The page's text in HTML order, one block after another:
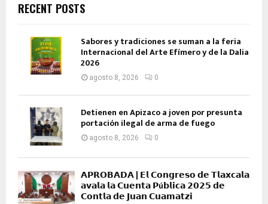
RECENT POSTS
Sabores y tradiciones se suman a la feria
Internacional del Arte Efímero y de la Dalia
2026
agosto 8, 2026 0
Detienen en Apizaco a joven por presunta
portación ilegal de arma de fuego
agosto 8, 2026 0
𝗔𝗣𝗥𝗢𝗕𝗔𝗗𝗔 | 𝗘𝗹 𝗖𝗼𝗻𝗴𝗿𝗲𝘀𝗼 𝗱𝗲 𝗧𝗹𝗮𝘅𝗰𝗮𝗹𝗮
𝗮𝘃𝗮𝗹𝗮 𝗹𝗮 𝗖𝘂𝗲𝗻𝘁𝗮 𝗣ú𝗯𝗹𝗶𝗰𝗮 𝟮𝟬𝟮𝟱 𝗱𝗲
𝗖𝗼𝗻𝘁𝗹𝗮 𝗱𝗲 𝗝𝘂𝗮𝗻 𝗖𝘂𝗮𝗺𝗮𝘁𝘇𝗶